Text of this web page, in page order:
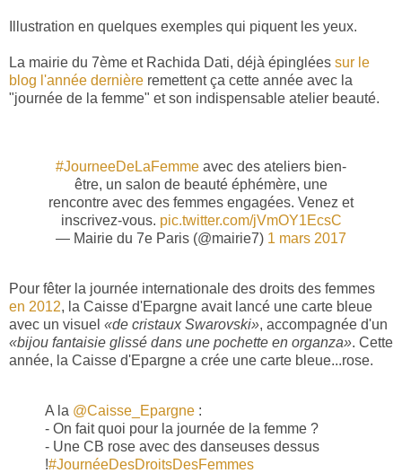
Illustration en quelques exemples qui piquent les yeux.
La mairie du 7ème et Rachida Dati, déjà épinglées sur le
blog l'année dernière remettent ça cette année avec la
"journée de la femme" et son indispensable atelier beauté.
#JourneeDeLaFemme avec des ateliers bien-
être, un salon de beauté éphémère, une
rencontre avec des femmes engagées. Venez et
inscrivez-vous. pic.twitter.com/jVmOY1EcsC
— Mairie du 7e Paris (@mairie7) 1 mars 2017
Pour fêter la journée internationale des droits des femmes
en 2012, la Caisse d'Epargne avait lancé une carte bleue
avec un visuel «de cristaux Swarovski», accompagnée d'un
«bijou fantaisie glissé dans une pochette en organza». Cette
année, la Caisse d'Epargne a crée une carte bleue...rose.
A la @Caisse_Epargne :
- On fait quoi pour la journée de la femme ?
- Une CB rose avec des danseuses dessus
!#JournéeDesDroitsDesFemmes